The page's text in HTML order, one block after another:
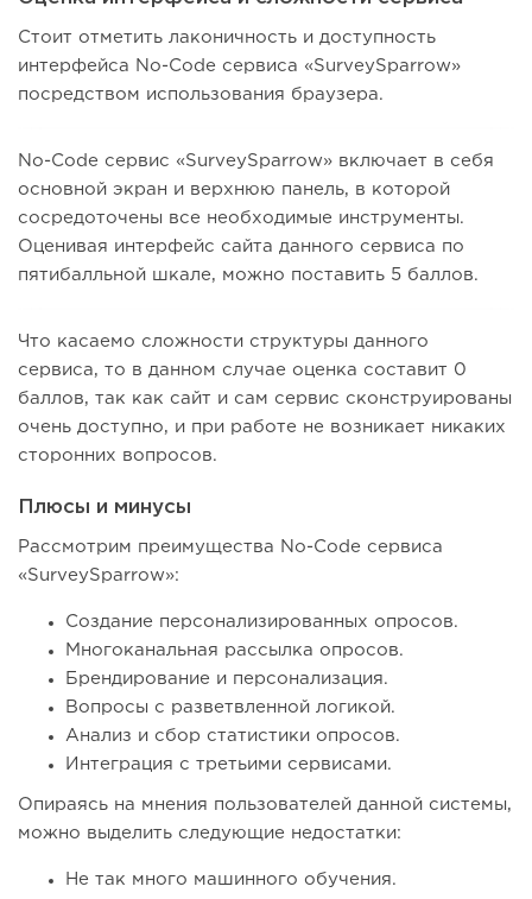
Стоит отметить лаконичность и доступность
интерфейса No-Code сервиса «SurveySparrow»
посредством использования браузера.
No-Code сервис «SurveySparrow» включает в себя
основной экран и верхнюю панель, в которой
сосредоточены все необходимые инструменты.
Оценивая интерфейс сайта данного сервиса по
пятибалльной шкале, можно поставить 5 баллов.
Что касаемо сложности структуры данного
сервиса, то в данном случае оценка составит 0
баллов, так как сайт и сам сервис сконструированы
очень доступно, и при работе не возникает никаких
сторонних вопросов.
Плюсы и минусы
Рассмотрим преимущества No-Code сервиса
«SurveySparrow»:
Создание персонализированных опросов.
Многоканальная рассылка опросов.
Брендирование и персонализация.
Вопросы с разветвленной логикой.
Анализ и сбор статистики опросов.
Интеграция с третьими сервисами.
Опираясь на мнения пользователей данной системы,
можно выделить следующие недостатки:
Не так много машинного обучения.